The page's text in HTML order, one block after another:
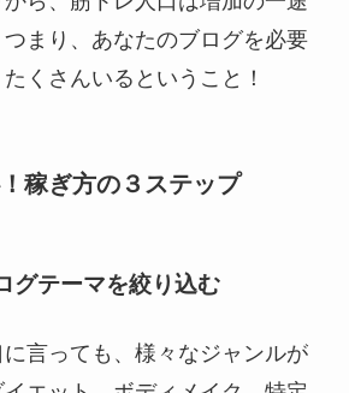
まり、あなたのブログを必要
くさんいるということ！
稼ぎ方の３ステップ
グテーマを絞り込む
に言っても、様々なジャンルが